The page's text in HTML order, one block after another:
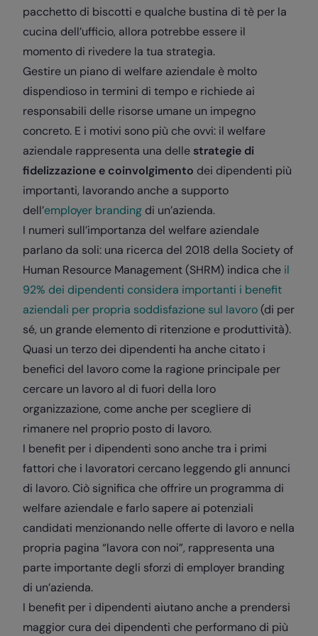
pacchetto di biscotti e qualche bustina di tè per la
cucina dell’ufficio, allora potrebbe essere il
momento di rivedere la tua strategia.
Gestire un piano di welfare aziendale è molto
dispendioso in termini di tempo e richiede ai
responsabili delle risorse umane un impegno
concreto. E i motivi sono più che ovvi: il welfare
aziendale rappresenta una delle strategie di
fidelizzazione e coinvolgimento dei dipendenti più
importanti, lavorando anche a supporto
dell’employer branding di un’azienda.
I numeri sull’importanza del welfare aziendale
parlano da soli: una ricerca del 2018 della Society of
Human Resource Management (SHRM) indica che il
92% dei dipendenti considera importanti i benefit
aziendali per propria soddisfazione sul lavoro (di per
sé, un grande elemento di ritenzione e produttività).
Quasi un terzo dei dipendenti ha anche citato i
benefici del lavoro come la ragione principale per
cercare un lavoro al di fuori della loro
organizzazione, come anche per scegliere di
rimanere nel proprio posto di lavoro.
I benefit per i dipendenti sono anche tra i primi
fattori che i lavoratori cercano leggendo gli annunci
di lavoro. Ciò significa che offrire un programma di
welfare aziendale e farlo sapere ai potenziali
candidati menzionando nelle offerte di lavoro e nella
propria pagina “lavora con noi”, rappresenta una
parte importante degli sforzi di employer branding
di un’azienda.
I benefit per i dipendenti aiutano anche a prendersi
maggior cura dei dipendenti che performano di più